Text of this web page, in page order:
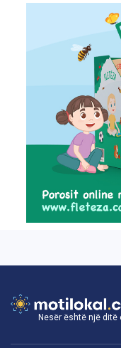
Nesër është një ditë